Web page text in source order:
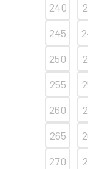
240
245
250
255
260
265
270